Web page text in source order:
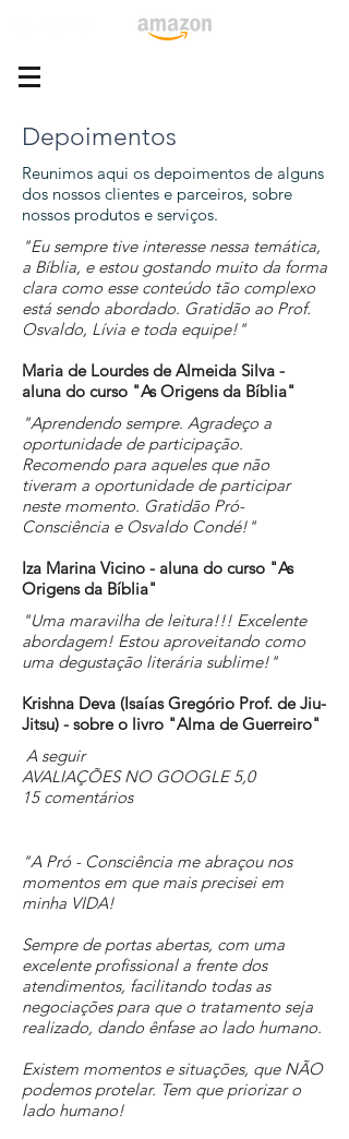
Depoimentos
Reunimos aqui os depoimentos de alguns
dos nossos clientes e parceiros, sobre
nossos produtos e serviços.
"Eu sempre tive interesse nessa temática,
a Bíblia, e estou gostando muito da forma
clara como esse conteúdo tão complexo
está sendo abordado. Gratidão ao Prof.
Osvaldo, Lívia e toda equipe!"
Maria de Lourdes de Almeida Silva -
aluna do curso "As Origens da Bíblia"
"Aprendendo sempre. Agradeço a
oportunidade de participação.
Recomendo para aqueles que não
tiveram a oportunidade de participar
neste momento. Gratidão Pró-
Consciência e Osvaldo Condé!"
Iza Marina Vicino - aluna do curso "As
Origens da Bíblia"
"Uma maravilha de leitura!!! Excelente
abordagem! Estou aproveitando como
uma degustação literária sublime!"
Krishna Deva (Isaías Gregório Prof. de Jiu-
Jitsu) - sobre o livro "Alma de Guerreiro"
A seguir
AVALIAÇÕES NO GOOGLE 5,0
15 comentários
"A Pró - Consciência me abraçou nos
momentos em que mais precisei em
minha VIDA!
Sempre de portas abertas, com uma
excelente profissional a frente dos
atendimentos, facilitando todas as
negociações para que o tratamento seja
realizado, dando ênfase ao lado humano.
Existem momentos e situações, que NÃO
podemos protelar. Tem que priorizar o
lado humano!